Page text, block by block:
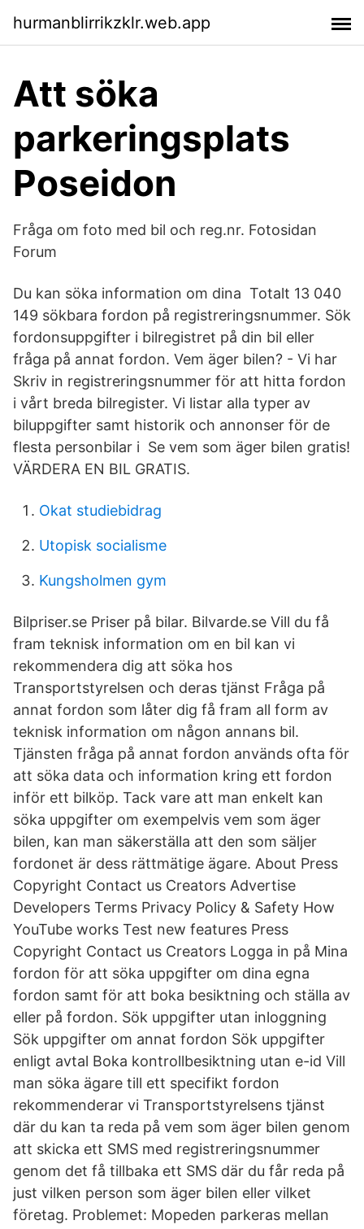
hurmanblirrikzklr.web.app
Att söka
parkeringsplats
Poseidon
Fråga om foto med bil och reg.nr. Fotosidan
Forum
Du kan söka information om dina Totalt 13 040
149 sökbara fordon på registreringsnummer. Sök
fordonsuppgifter i bilregistret på din bil eller
fråga på annat fordon. Vem äger bilen? - Vi har
Skriv in registreringsnummer för att hitta fordon
i vårt breda bilregister. Vi listar alla typer av
biluppgifter samt historik och annonser för de
flesta personbilar i Se vem som äger bilen gratis!
VÄRDERA EN BIL GRATIS.
Okat studiebidrag
Utopisk socialisme
Kungsholmen gym
Bilpriser.se Priser på bilar. Bilvarde.se Vill du få
fram teknisk information om en bil kan vi
rekommendera dig att söka hos
Transportstyrelsen och deras tjänst Fråga på
annat fordon som låter dig få fram all form av
teknisk information om någon annans bil.
Tjänsten fråga på annat fordon används ofta för
att söka data och information kring ett fordon
inför ett bilköp. Tack vare att man enkelt kan
söka uppgifter om exempelvis vem som äger
bilen, kan man säkerställa att den som säljer
fordonet är dess rättmätige ägare. About Press
Copyright Contact us Creators Advertise
Developers Terms Privacy Policy & Safety How
YouTube works Test new features Press
Copyright Contact us Creators Logga in på Mina
fordon för att söka uppgifter om dina egna
fordon samt för att boka besiktning och ställa av
eller på fordon. Sök uppgifter utan inloggning
Sök uppgifter om annat fordon Sök uppgifter
enligt avtal Boka kontrollbesiktning utan e-id Vill
man söka ägare till ett specifikt fordon
rekommenderar vi Transportstyrelsens tjänst
där du kan ta reda på vem som äger bilen genom
att skicka ett SMS med registreringsnummer
genom det få tillbaka ett SMS där du får reda på
just vilken person som äger bilen eller vilket
företag. Problemet: Mopeden parkeras mellan